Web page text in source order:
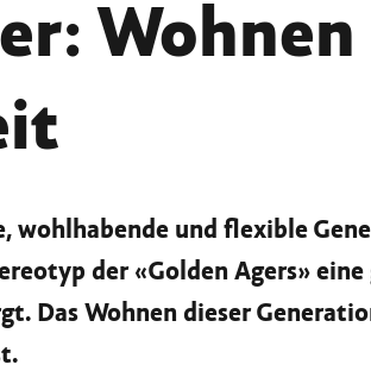
wohlhabende und flexible
der «Golden Agers»
Das Wohnen dieser